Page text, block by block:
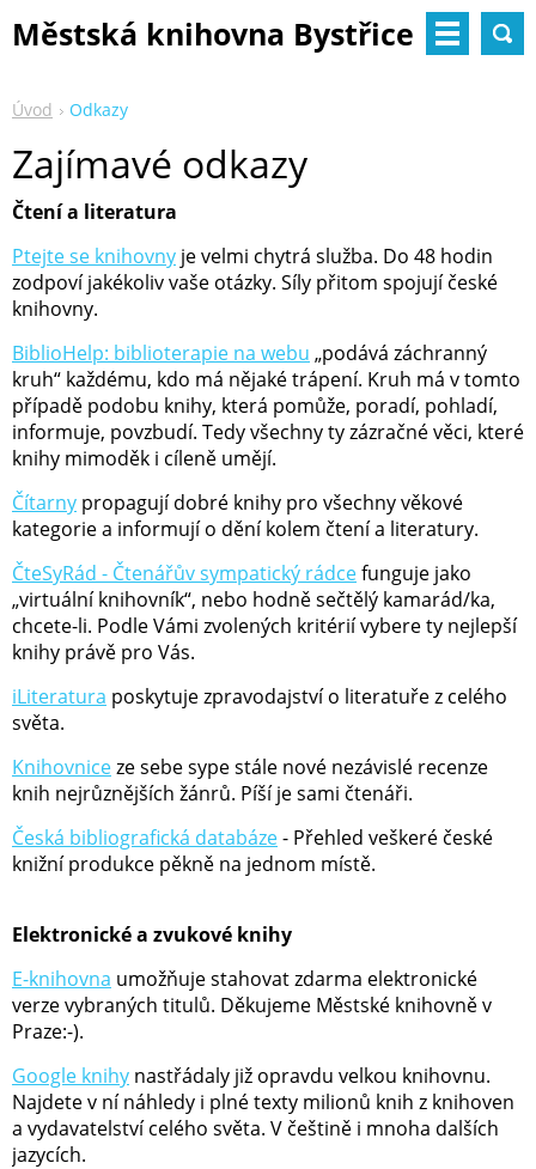
Městská knihovna Bystřice
Úvod Odkazy
Zajímavé odkazy
Čtení a literatura
Ptejte se knihovny je velmi chytrá služba. Do 48 hodin
zodpoví jakékoliv vaše otázky. Síly přitom spojují české
knihovny.
BiblioHelp: biblioterapie na webu „podává záchranný
kruh“ každému, kdo má nějaké trápení. Kruh má v tomto
případě podobu knihy, která pomůže, poradí, pohladí,
informuje, povzbudí. Tedy všechny ty zázračné věci, které
knihy mimoděk i cíleně umějí.
Čítarny propagují dobré knihy pro všechny věkové
kategorie a informují o dění kolem čtení a literatury.
ČteSyRád - Čtenářův sympatický rádcefunguje jako
„virtuální knihovník“, nebo hodně sečtělý kamarád/ka,
chcete-li. Podle Vámi zvolených kritérií vybere ty nejlepší
knihy právě pro Vás.
iLiteratura poskytuje zpravodajství o literatuře z celého
světa.
Knihovniceze sebe sype stále nové nezávislé recenze
knih nejrůznějších žánrů. Píší je sami čtenáři.
Česká bibliografická databáze- Přehled veškeré české
knižní produkce pěkně na jednom místě.
Elektronické a zvukové knihy
E-knihovna umožňuje stahovat zdarma elektronické
verze vybraných titulů. Děkujeme Městské knihovně v
Praze:-).
Google knihy nastřádaly již opravdu velkou knihovnu.
Najdete v ní náhledy i plné texty milionů knih z knihoven
a vydavatelství celého světa. V češtině i mnoha dalších
jazycích.